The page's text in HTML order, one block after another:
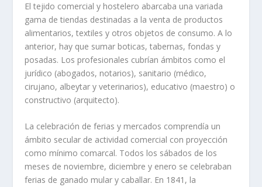
El tejido comercial y hostelero abarcaba una variada
gama de tiendas destinadas a la venta de productos
alimentarios, textiles y otros objetos de consumo. A lo
anterior, hay que sumar boticas, tabernas, fondas y
posadas. Los profesionales cubrían ámbitos como el
jurídico (abogados, notarios), sanitario (médico,
cirujano, albeytar y veterinarios), educativo (maestro) o
constructivo (arquitecto).
La celebración de ferias y mercados comprendía un
ámbito secular de actividad comercial con proyección
como mínimo comarcal. Todos los sábados de los
meses de noviembre, diciembre y enero se celebraban
ferias de ganado mular y caballar. En 1841, la